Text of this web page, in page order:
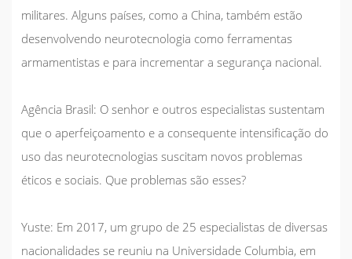
militares. Alguns países, como a China, também estão
desenvolvendo neurotecnologia como ferramentas
armamentistas e para incrementar a segurança nacional.
Agência Brasil: O senhor e outros especialistas sustentam
que o aperfeiçoamento e a consequente intensificação do
uso das neurotecnologias suscitam novos problemas
éticos e sociais. Que problemas são esses?
Yuste: Em 2017, um grupo de 25 especialistas de diversas
nacionalidades se reuniu na Universidade Columbia, em